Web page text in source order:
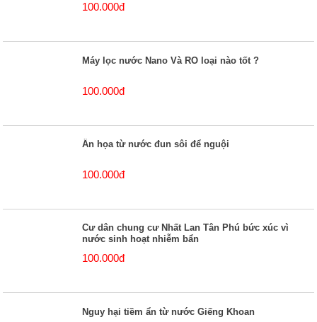
100.000đ
Máy lọc nước Nano Và RO loại nào tốt ?
100.000đ
Ẩn họa từ nước đun sôi để nguội
100.000đ
Cư dân chung cư Nhất Lan Tân Phú bức xúc vì
nước sinh hoạt nhiễm bẩn
100.000đ
Nguy hại tiềm ẩn từ nước Giếng Khoan